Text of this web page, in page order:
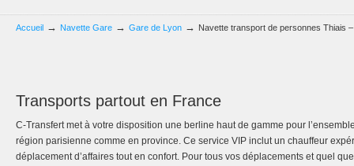
Accueil → Navette Gare → Gare de Lyon → Navette transport de personnes Thiais
Transports partout en France
C-Transfert met à votre disposition une berline haut de gamme pour
région parisienne comme en province. Ce service VIP inclut un chauffeur
déplacement d’affaires tout en confort. Pour tous vos déplacements et quel